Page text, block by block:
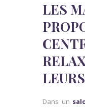
LES
Dans un